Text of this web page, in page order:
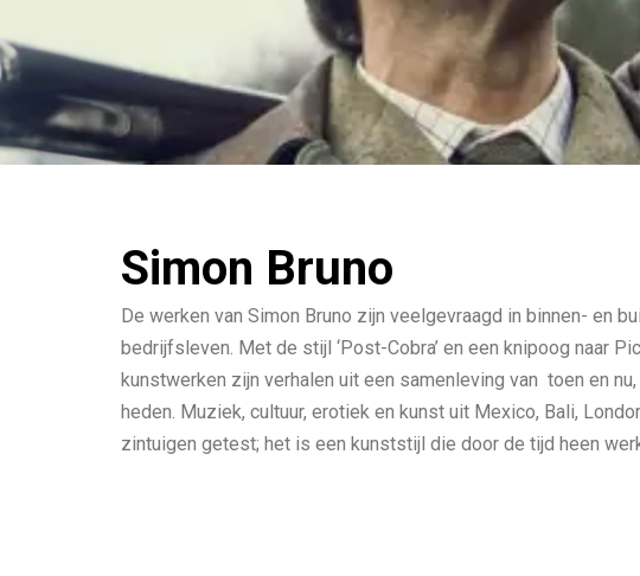
Simon Bruno
De werken van Simon Bruno zijn veelgevraagd in binnen- en
bedrijfsleven. Met de stijl ‘Post-Cobra’ en een knipoog naar
kunstwerken zijn verhalen uit een samenleving van toen en
heden. Muziek, cultuur, erotiek en kunst uit Mexico, Bali,
zintuigen getest; het is een kunststijl die door de tijd heen